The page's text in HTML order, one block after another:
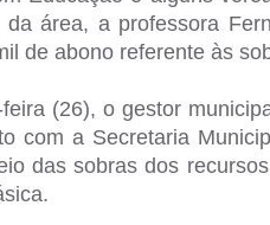
da área, a professora
de abono referente às
(26), o gestor
com a Secretaria
das sobras dos